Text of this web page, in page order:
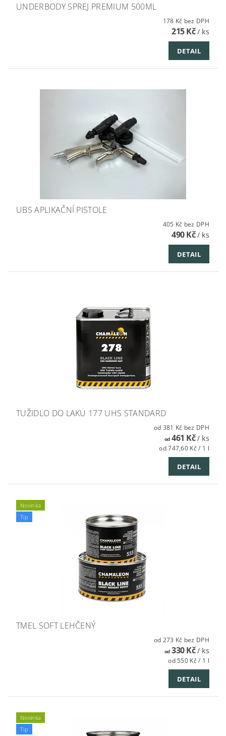
UNDERBODY SPREJ PREMIUM 500ML
178 Kč bez DPH
215 Kč/ ks
DETAIL
UBS APLIKAČNÍ PISTOLE
405 Kč bez DPH
490 Kč/ ks
DETAIL
TUŽIDLO DO LAKU 177 UHS STANDARD
od 381 Kč bez DPH
od461 Kč/ ks
od 747,60 Kč / 1 l
DETAIL
Novinka
Tip
TMEL SOFT LEHČENÝ
od 273 Kč bez DPH
od330 Kč/ ks
od 550 Kč / 1 l
DETAIL
Novinka
Tip